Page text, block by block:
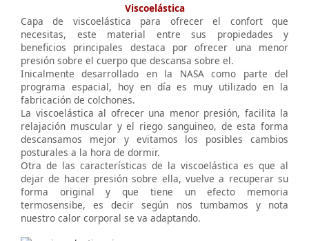
Viscoelástica
Capa de viscoelástica para ofrecer el confort que
necesitas, este material entre sus propiedades y
beneficios principales destaca por ofrecer una menor
presión sobre el cuerpo que descansa sobre el.
Inicalmente desarrollado en la NASA como parte del
programa espacial, hoy en día es muy utilizado en la
fabricación de colchones.
La viscoelástica al ofrecer una menor presión, facilita la
relajación muscular y el riego sanguineo, de esta forma
descansamos mejor y evitamos los posibles cambios
posturales a la hora de dormir.
Otra de las características de la viscoelástica es que al
dejar de hacer presión sobre ella, vuelve a recuperar su
forma original y que tiene un efecto memoria
termosensibe, es decir según nos tumbamos y nota
nuestro calor corporal se va adaptando.